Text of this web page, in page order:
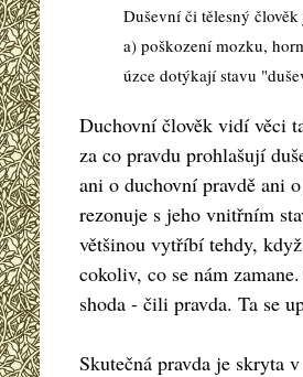
Duševní či tělesný
a) poškození mozku,
úzce dotýkají stavu
Duchovní člověk vidí věci
za co pravdu prohlašují
ani o duchovní pravdě ani
rezonuje s jeho vnitřním
většinou vytříbí tehdy,
cokoliv, co se nám
shoda - čili pravda. Ta se
Skutečná pravda je skryta